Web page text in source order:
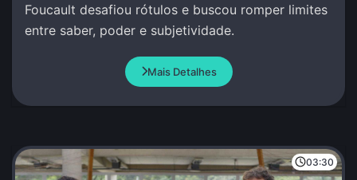
Foucault desafiou rótulos e buscou romper limites
entre saber, poder e subjetividade.
Mais Detalhes
03:30